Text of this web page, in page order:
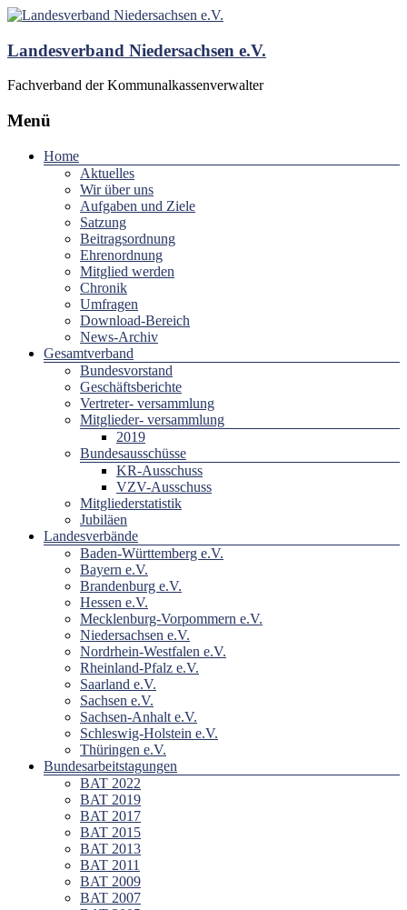
Landesverband Niedersachsen e.V.
Fachverband der Kommunalkassenverwalter
Menü
Home
Aktuelles
Wir über uns
Aufgaben und Ziele
Satzung
Beitragsordnung
Ehrenordnung
Mitglied werden
Chronik
Umfragen
Download-Bereich
News-Archiv
Gesamtverband
Bundesvorstand
Geschäftsberichte
Vertreter- versammlung
Mitglieder- versammlung
2019
Bundesausschüsse
KR-Ausschuss
VZV-Ausschuss
Mitgliederstatistik
Jubiläen
Landesverbände
Baden-Württemberg e.V.
Bayern e.V.
Brandenburg e.V.
Hessen e.V.
Mecklenburg-Vorpommern e.V.
Niedersachsen e.V.
Nordrhein-Westfalen e.V.
Rheinland-Pfalz e.V.
Saarland e.V.
Sachsen e.V.
Sachsen-Anhalt e.V.
Schleswig-Holstein e.V.
Thüringen e.V.
Bundesarbeitstagungen
BAT 2022
BAT 2019
BAT 2017
BAT 2015
BAT 2013
BAT 2011
BAT 2009
BAT 2007